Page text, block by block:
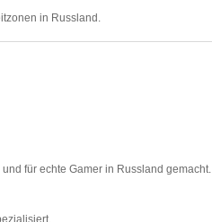
in Russland.
für echte Gamer in Russland gemacht.